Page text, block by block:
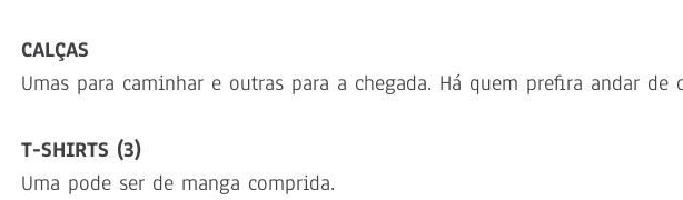
CALÇAS
Umas para caminhar e outras para a chegada. Há quem prefira andar de
T-SHIRTS (3)
Uma pode ser de manga comprida.